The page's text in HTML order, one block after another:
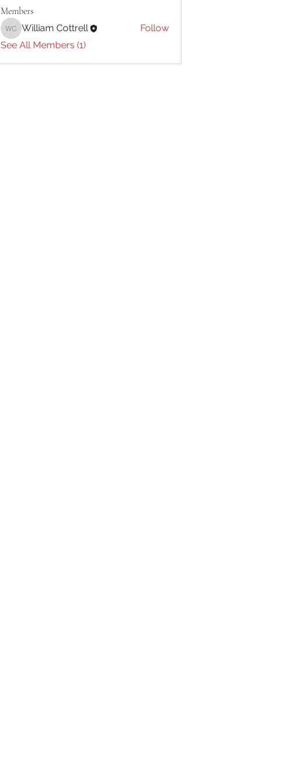
Members
William Cottrell
William Cottrell
Follow
See All Members (1)